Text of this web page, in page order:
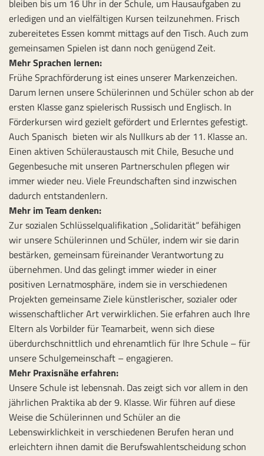
bleiben bis um 16 Uhr in der Schule, um Hausaufgaben zu
erledigen und an vielfältigen Kursen teilzunehmen. Frisch
zubereitetes Essen kommt mittags auf den Tisch. Auch zum
gemeinsamen Spielen ist dann noch genügend Zeit.
Mehr Sprachen lernen:
Frühe Sprachförderung ist eines unserer Markenzeichen.
Darum lernen unsere Schülerinnen und Schüler schon ab der
ersten Klasse ganz spielerisch Russisch und Englisch. In
Förderkursen wird gezielt gefördert und Erlerntes gefestigt.
Auch Spanisch bieten wir als Nullkurs ab der 11. Klasse an.
Einen aktiven Schüleraustausch mit Chile, Besuche und
Gegenbesuche mit unseren Partnerschulen pflegen wir
immer wieder neu. Viele Freundschaften sind inzwischen
dadurch entstandenlern.
Mehr im Team denken:
Zur sozialen Schlüsselqualifikation „Solidarität“ befähigen
wir unsere Schülerinnen und Schüler, indem wir sie darin
bestärken, gemeinsam füreinander Verantwortung zu
übernehmen. Und das gelingt immer wieder in einer
positiven Lernatmosphäre, indem sie in verschiedenen
Projekten gemeinsame Ziele künstlerischer, sozialer oder
wissenschaftlicher Art verwirklichen. Sie erfahren auch Ihre
Eltern als Vorbilder für Teamarbeit, wenn sich diese
überdurchschnittlich und ehrenamtlich für Ihre Schule – für
unsere Schulgemeinschaft – engagieren.
Mehr Praxisnähe erfahren:
Unsere Schule ist lebensnah. Das zeigt sich vor allem in den
jährlichen Praktika ab der 9. Klasse. Wir führen auf diese
Weise die Schülerinnen und Schüler an die
Lebenswirklichkeit in verschiedenen Berufen heran und
erleichtern ihnen damit die Berufswahlentscheidung schon